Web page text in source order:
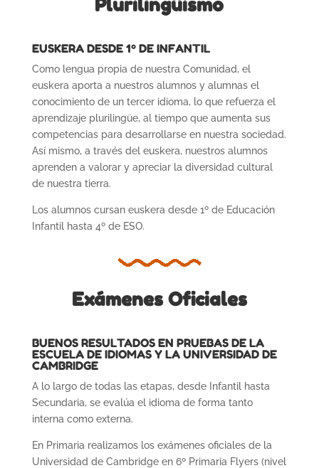
Plurilingüismo
EUSKERA DESDE 1º DE INFANTIL
Como lengua propia de nuestra Comunidad, el
euskera aporta a nuestros alumnos y alumnas el
conocimiento de un tercer idioma, lo que refuerza el
aprendizaje plurilingüe, al tiempo que aumenta sus
competencias para desarrollarse en nuestra sociedad.
Así mismo, a través del euskera, nuestros alumnos
aprenden a valorar y apreciar la diversidad cultural
de nuestra tierra.
Los alumnos cursan euskera desde 1º de Educación
Infantil hasta 4º de ESO.
Exámenes Oficiales
BUENOS RESULTADOS EN PRUEBAS DE LA
ESCUELA DE IDIOMAS Y LA UNIVERSIDAD DE
CAMBRIDGE
A lo largo de todas las etapas, desde Infantil hasta
Secundaria, se evalúa el idioma de forma tanto
interna como externa.
En Primaria realizamos los exámenes oficiales de la
Universidad de Cambridge en 6º Primaria Flyers (nivel